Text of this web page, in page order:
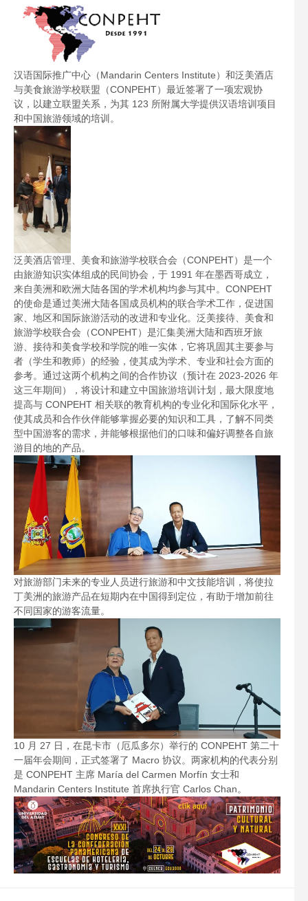
汉语国际推广中心（Mandarin Centers Institute）和泛美酒店
与美食旅游学校联盟（CONPEHT）最近签署了一项宏观协
议，以建立联盟关系，为其 123 所附属大学提供汉语培训项目
和中国旅游领域的培训。
泛美酒店管理、美食和旅游学校联合会（CONPEHT）是一个
由旅游知识实体组成的民间协会，于 1991 年在墨西哥成立，
来自美洲和欧洲大陆各国的学术机构均参与其中。CONPEHT
的使命是通过美洲大陆各国成员机构的联合学术工作，促进国
家、地区和国际旅游活动的改进和专业化。泛美接待、美食和
旅游学校联合会（CONPEHT）是汇集美洲大陆和西班牙旅
游、接待和美食学校和学院的唯一实体，它将巩固其主要参与
者（学生和教师）的经验，使其成为学术、专业和社会方面的
参考。通过这两个机构之间的合作协议（预计在 2023-2026 年
这三年期间），将设计和建立中国旅游培训计划，最大限度地
提高与 CONPEHT 相关联的教育机构的专业化和国际化水平，
使其成员和合作伙伴能够掌握必要的知识和工具，了解不同类
型中国游客的需求，并能够根据他们的口味和偏好调整各自旅
游目的地的产品。
对旅游部门未来的专业人员进行旅游和中文技能培训，将使拉
丁美洲的旅游产品在短期内在中国得到定位，有助于增加前往
不同国家的游客流量。
10 月 27 日，在昆卡市（厄瓜多尔）举行的 CONPEHT 第二十
一届年会期间，正式签署了 Macro 协议。两家机构的代表分别
是 CONPEHT 主席 María del Carmen Morfín 女士和
Mandarin Centers Institute 首席执行官 Carlos Chan。